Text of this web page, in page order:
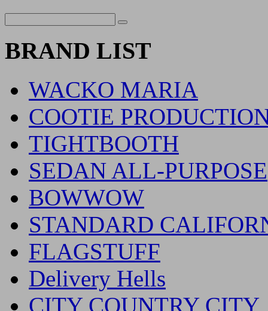
BRAND LIST
WACKO MARIA
COOTIE
TIGHTBOOTH
SEDAN ALL-PURPOSE
BOWWOW
STANDARD
FLAGSTUFF
Delivery Hells
CITY COUNTRY CITY